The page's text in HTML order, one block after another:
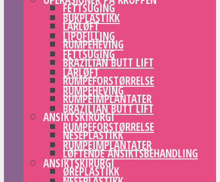
FETTSUGING
LÅRLØFT
RUMPEHEVING
BRAZILIAN BUTT LIFT
RUMPEFORSTØRRELSE
RUMPEIMPLANTATER
ANSIKTSKIRURGI
NESEPLASTIKK
LØFTENDE ANSIKTSBEHANDLING
ØREPLASTIKK
BUKPLASTIKK
LIPOFILLING
FETTSUGING
LÅRLØFT
RUMPEHEVING
BRAZILIAN BUTT LIFT
RUMPEFORSTØRRELSE
RUMPEIMPLANTATER
ANSIKTSKIRURGI